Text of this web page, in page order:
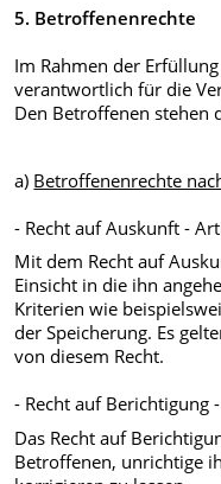
5. Betroffenenrechte
Im Rahmen der
verantwortlich für die
Den Betroffenen stehen
a) Betroffenenrechte
- Recht auf Auskunft -
Mit dem Recht auf
Einsicht in die ihn
Kriterien wie
der Speicherung. Es
von diesem Recht.
- Recht auf Berichtigung
Das Recht auf
Betroffenen, unrichtige